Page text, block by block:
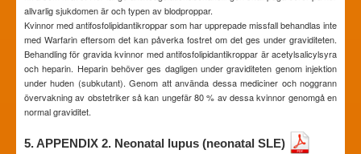
allvarlig sjukdomen är och typen av blodproppar.
Kvinnor med antifosfolipidantikroppar som har upprepade missfall behandlas inte
med Warfarin eftersom det kan påverka fostret om det ges under graviditeten.
Behandling för gravida kvinnor med antifosfolipidantikroppar är acetylsalicylsyra
och heparin. Heparin behöver ges dagligen under graviditeten genom injektion
under huden (subkutant). Genom att använda dessa mediciner och noggrann
övervakning av obstetriker så kan ungefär 80 % av dessa kvinnor genomgå en
normal graviditet.
5. APPENDIX 2. Neonatal lupus (neonatal SLE)